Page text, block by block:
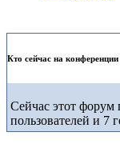
Кто сейчас на конференции
Сейчас этот форум
пользователей и 7